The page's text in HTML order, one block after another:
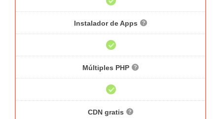
Instalador de Apps
Múltiples PHP
CDN gratis